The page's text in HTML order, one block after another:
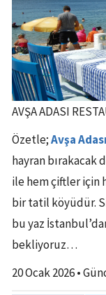
AVŞA ADASI
Özetle;Avşa
hayran bırakacak
ile hem çiftler için
bir tatil köyüdür.
bu yaz
bekliyoruz…
20 Ocak 2026•